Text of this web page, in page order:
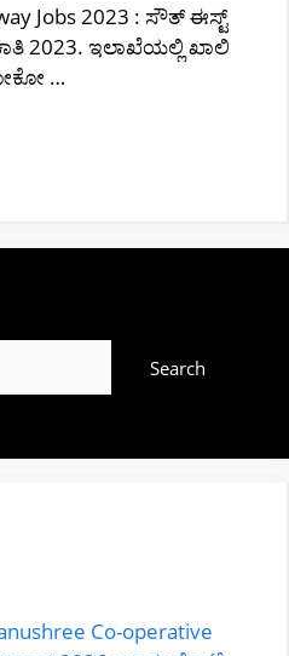
Jobs 2023 : ಸೌತ್ ಈಸ್ಟ್
2023. ಇಲಾಖೆಯಲ್ಲಿ ಖಾಲಿ
…
Search
Co-operative